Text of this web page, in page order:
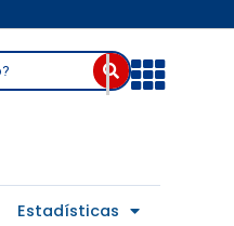
Abrir
Estadísticas